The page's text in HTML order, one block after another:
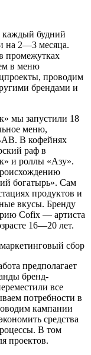
каждый будний
на 2—3 месяца.
промежутках
в меню
проводим
брендами и
мы запустили 18
меню,
В кофейнях
раф в
и роллы «Азу».
богатырь». Сам
продуктов и
вкусы. Бренду
Cofix — артиста
16—20 лет.
предполагает
бренд-
все
потребности в
кампании
средства
В том
проектов.